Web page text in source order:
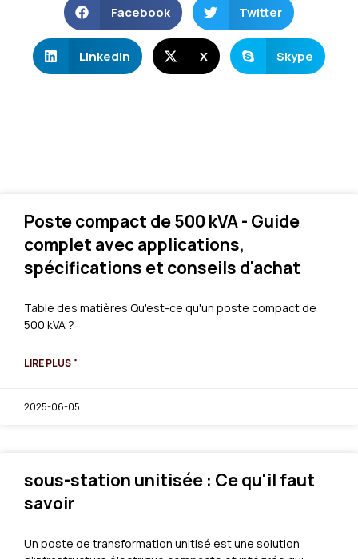
Facebook Twitter
LinkedIn X Skype
Poste compact de 500 kVA - Guide
complet avec applications,
spécifications et conseils d'achat
Table des matières Qu'est-ce qu'un poste compact de
500 kVA ?
LIRE PLUS "
2025-06-05
sous-station unitisée : Ce qu'il faut
savoir
Un poste de transformation unitisé est une solution